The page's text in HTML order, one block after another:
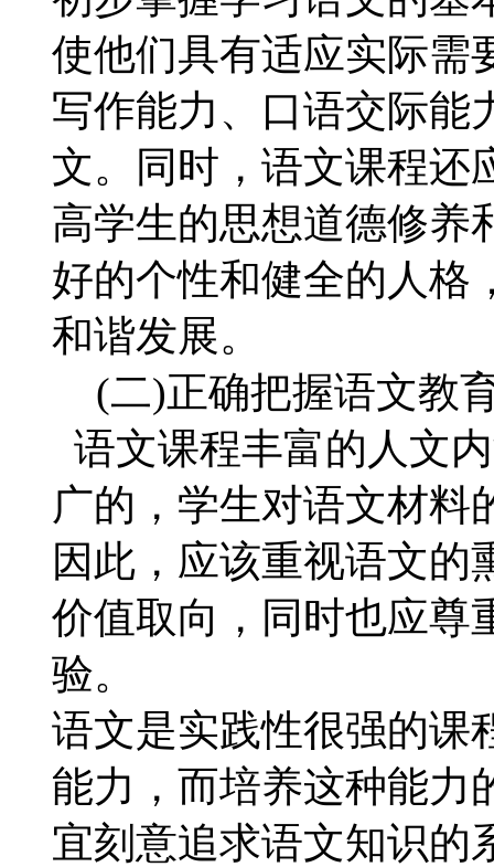
使他们具有适应实际需
写作能力、口语交际能
文。同时，语文课程还
高学生的思想道德修养
好的个性和健全的人格
和谐发展。
(二)正确把握语文教
语文课程丰富的人文
广的，学生对语文材料
因此，应该重视语文的
价值取向，同时也应尊
验。
语文是实践性很强的课
能力，而培养这种能力
宜刻意追求语文知识的